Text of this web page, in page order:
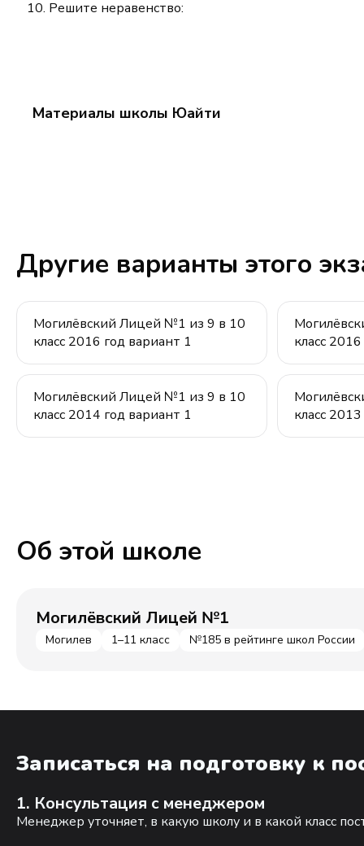
Решите неравенство:
Материалы школы Юайти
Другие варианты этого
Могилёвский Лицей №1 из 9 в 10
класс 2016 год вариант 1
класс
Могилёвский Лицей №1 из 9 в 10
класс 2014 год вариант 1
класс
Об этой школе
Могилёвский Лицей №1
Могилев 1–11 класс №185 в рейтинге школ России
Записаться на подготовку к
1. Консультация с менеджером
Менеджер уточняет, в какую школу и в какой класс